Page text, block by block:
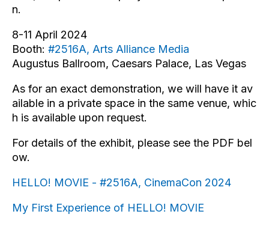
n.
8-11 April 2024
Booth: #2516A, Arts Alliance Media
Augustus Ballroom, Caesars Palace, Las Vegas
As for an exact demonstration, we will have it av
ailable in a private space in the same venue, whic
h is available upon request.
For details of the exhibit, please see the PDF bel
ow.
HELLO! MOVIE - #2516A, CinemaCon 2024
My First Experience of HELLO! MOVIE